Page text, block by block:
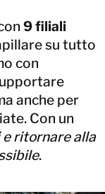
9 filiali
su tutto
con
anche per
Con un
ritornare alla
.